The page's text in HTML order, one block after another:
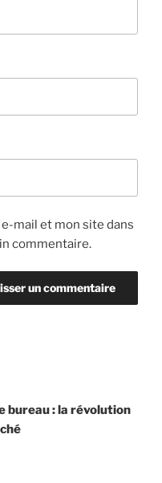
mail et mon site dans
commentaire.
bureau : la révolution